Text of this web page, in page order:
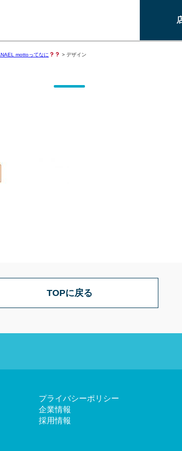
mottoってなに > デザイン
TOPに戻る
プライバシーポリシー
企業情報
採用情報